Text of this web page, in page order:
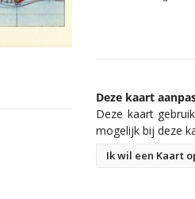
Deze kaart
Deze kaart
mogelijk bij deze
Ik wil een Kaart